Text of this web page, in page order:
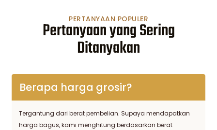
PERTANYAAN POPULER
Pertanyaan yang Sering
Ditanyakan
Berapa harga grosir?
Tergantung dari berat pembelian. Supaya mendapatkan
harga bagus, kami menghitung berdasarkan berat